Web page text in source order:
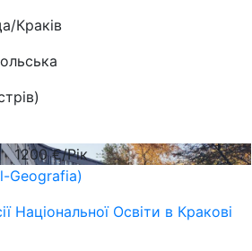
Краків
1200€/Рік
Geografia)
Національної Освіти в Кракові